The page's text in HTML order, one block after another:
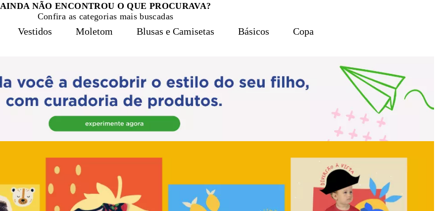
AINDA NÃO ENCONTROU O QUE PROCURAVA?
Confira as categorias mais buscadas
Vestidos Moletom Blusas e Camisetas Básicos Copa